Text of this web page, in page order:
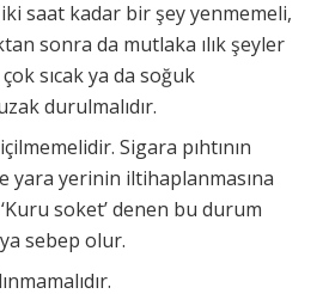
saat kadar bir şey yenmemeli,
sonra da mutlaka ılık şeyler
sıcak ya da soğuk
durulmalıdır.
Sigara pıhtının
yara yerinin iltihaplanmasına
soket’ denen bu durum
sebep olur.